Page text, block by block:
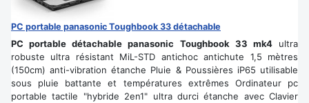
PC portable panasonic Toughbook 33 détachable
PC portable détachable panasonic Toughbook 33 mk4ultra
robuste ultra résistant MiL-STD antichoc antichute 1,5 mètres
(150cm) anti-vibration étanche Pluie & Poussières iP65 utilisable
sous pluie battante et températures extrêmes Ordinateur pc
portable tactile "hybride 2en1" ultra durci étanche avec Clavier